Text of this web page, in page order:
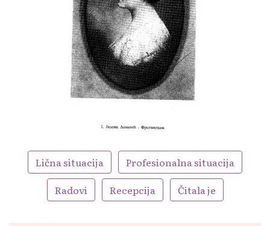
Lična situacija
Profesionalna situacija
Radovi
Recepcija Čitala je